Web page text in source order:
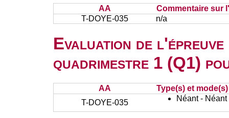
AA
Commentaire sur
T-DOYE-035
n/a
Evaluation de
quadrimestre 1 (Q1)
AA
Type(s) et
T-DOYE-035
Néant - Néant